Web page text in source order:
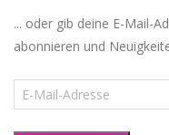
... oder gib deine E-Mail-
abonnieren und
E-
Mail-